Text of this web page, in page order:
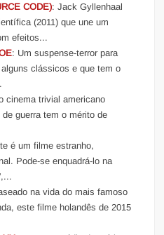
CODE): Jack Gyllenhaal
(2011) que une um
efeitos...
: Um suspense-terror para
clássicos e que tem o
cinema trivial americano
guerra tem o mérito de
é um filme estranho,
Pode-se enquadrá-lo na
na vida do mais famoso
este filme holandês de 2015